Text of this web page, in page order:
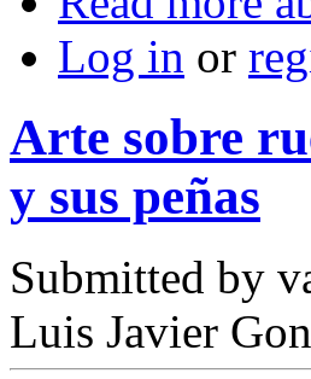
Log in or
Arte sobre
y sus peñas
Submitted by
Luis Javier